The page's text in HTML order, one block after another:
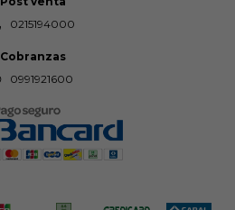
0215194000
Cobranzas
0991921600